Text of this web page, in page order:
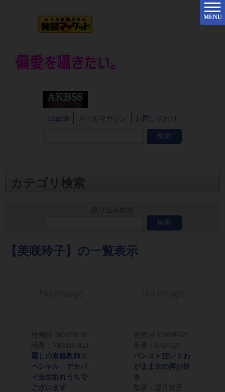
English メールマガジン お問い合わせ
MENU
カテゴリ検索
【美咲玲子】の一覧表示
発売日: 2004/05/20
品番：VREDS-023
麗しの家庭教師ス
ペシャル デカパ
イ先生乱れうちで
ございます
発売日:
1996/08/21
品番：SAS-026
パンスト狂い 2 わ
がまま女の脚が好
き
監督：望月英吾